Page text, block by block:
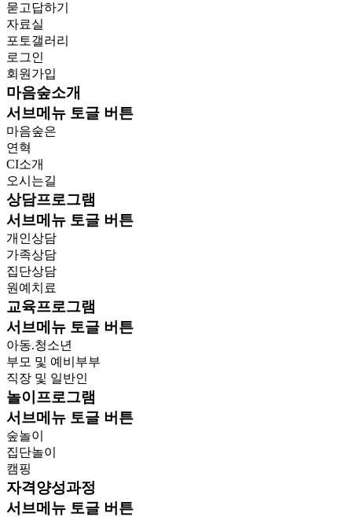
묻고답하기
자료실
포토갤러리
로그인
회원가입
마음숲소개
서브메뉴 토글 버튼
마음숲은
연혁
CI소개
오시는길
상담프로그램
서브메뉴 토글 버튼
개인상담
가족상담
집단상담
원예치료
교육프로그램
서브메뉴 토글 버튼
아동.청소년
부모 및 예비부부
직장 및 일반인
놀이프로그램
서브메뉴 토글 버튼
숲놀이
집단놀이
캠핑
자격양성과정
서브메뉴 토글 버튼